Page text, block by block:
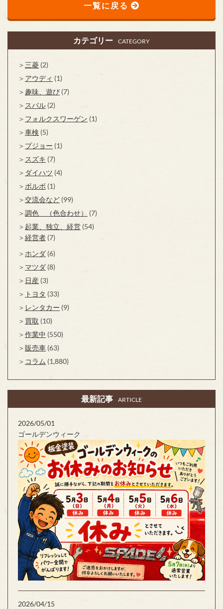
一覧に戻る
カテゴリー CATEGORY
三菱 (2)
アウディ (1)
趣味、遊び (7)
スバル (2)
フォルクスワーゲン (1)
車検 (5)
プジョー (1)
スズキ (7)
ダイハツ (4)
ボルボ (1)
交流会など (99)
調色 （色合わせ）
(7)
起業、独立、経営 (54)
経営者 (7)
ホンダ (6)
マツダ (8)
日産 (3)
トヨタ (33)
レンタカー (9)
買取 (10)
作業中 (550)
販売車 (63)
コラム (1,880)
最新記事 ARTICLE
2026/05/01
ゴールデンウィーク
2026/04/15